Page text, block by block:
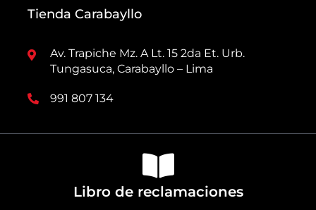
Tienda Carabayllo
Av. Trapiche Mz. A Lt. 15 2da Et. Urb.
Tungasuca, Carabayllo – Lima
991 807 134
Libro de reclamaciones